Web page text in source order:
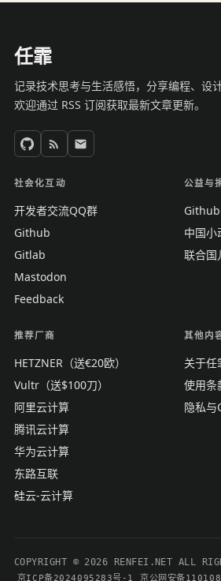
任霏
记录技术思考与生活感悟，分享编程、设计
欢迎通过 RSS 订阅获取最新文章更新。
社会化互动
开发者交流QQ群
Github
Gitlab
Mastodon
Feedback
公益与
中国小
联合国
推荐厂商
HETZNER（送€20欧）
Vultr（送$100刀）
阿里云计算
腾讯云计算
华为云计算
东路互联
硅云-云计算
其他内
关于任
使用条
隐私与
COPYRIGHT © 2026 RENFEI.NET ALL
京ICP备2024095283号-1 京公网安备